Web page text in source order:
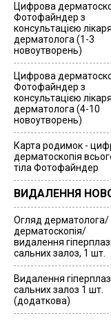
Цифрова
Фотофайндер з
консультацією
дерматолога (1-3
новоутворень)
Цифрова
Фотофайндер з
консультацією
дерматолога (4-10
новоутворень)
Карта родимок -
дерматоскопія
тіла Фотофайндер
ВИДАЛЕННЯ
Огляд дерматолога/
дерматоскопія/
видалення
сальних залоз, 1 шт.
Видалення
сальних залоз 1 шт.
(додаткова)